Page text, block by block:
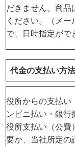
だきません。商品
ください。（メ
で、日時指定がで
代金の支払い方法
役所からの支払い
ンビニ払い・銀行
役所支払い（公費
要か、当社所定の